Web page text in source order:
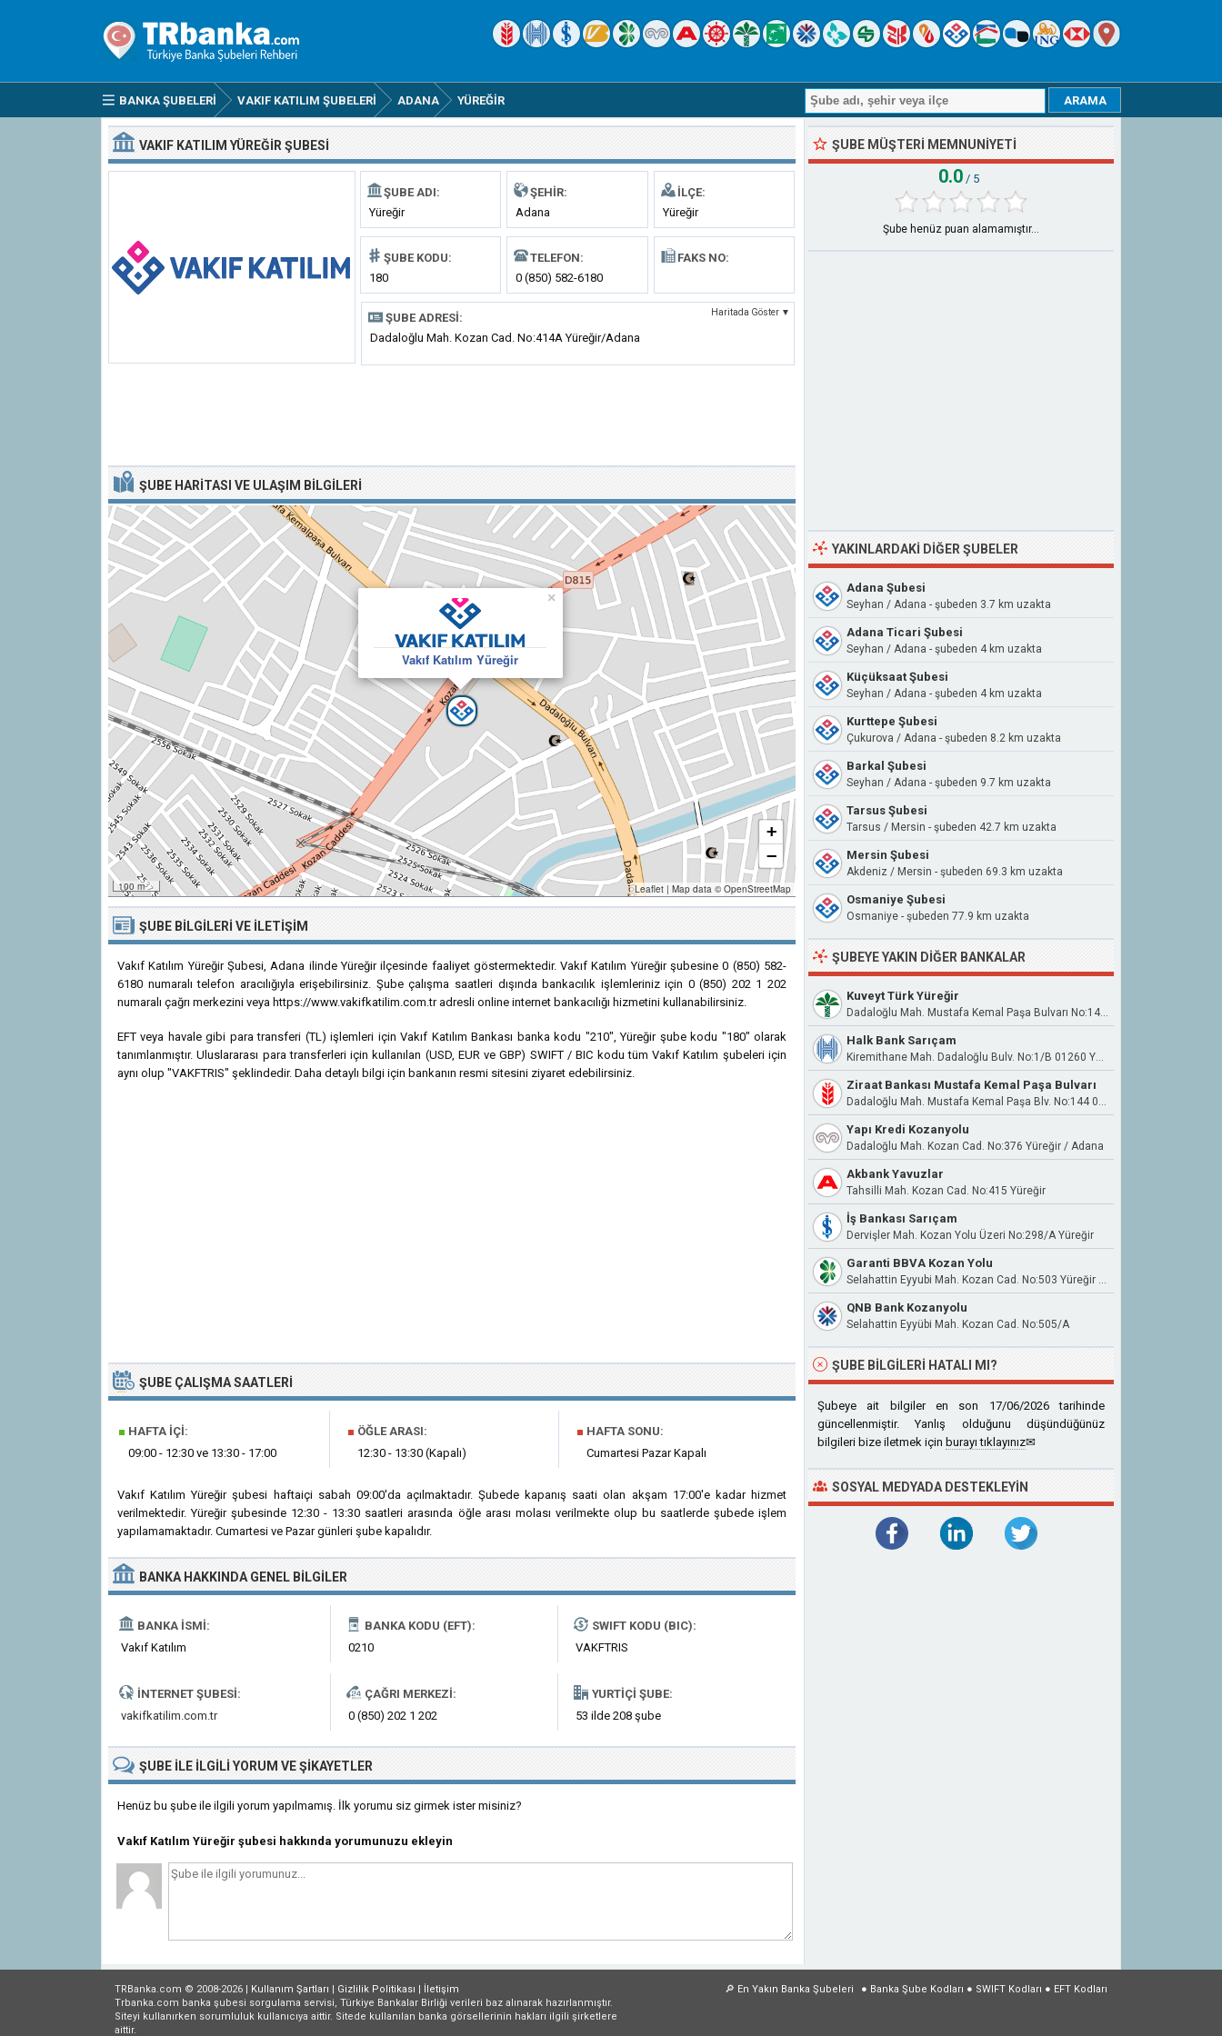
BANKA ŞUBELERI VAKIF KATILIM ŞUBELERI ADANA YÜREĞIR
VAKIF KATILIM YÜREĞIR ŞUBESI
ŞUBE ADI:
Yüreğir
ŞEHIR:
Adana
İLÇE:
Yüreğir
ŞUBE KODU:
180
TELEFON:
0 (850) 582-6180
FAKS NO:
ŞUBE ADRESI: Haritada Göster ▼
Dadaloğlu Mah. Kozan Cad. No:414A Yüreğir/Adana
ŞUBE HARITASI VE ULAŞIM BILGILERI
Vakıf Katılım Yüreğir
×
100 m
+
−
Leaflet | Map data ©OpenStreetMap
ŞUBE BILGILERI VE İLETIŞIM
Vakıf Katılım Yüreğir Şubesi, Adana ilinde Yüreğir ilçesinde faaliyet göstermektedir. Vakıf Katılım Yüreğir şubesine 0 (850) 582-
6180 numaralı telefon aracılığıyla erişebilirsiniz. Şube çalışma saatleri dışında bankacılık işlemleriniz için 0 (850) 202 1 202
numaralı çağrı merkezini veya https://www.vakifkatilim.com.tr adresli online internet bankacılığı hizmetini kullanabilirsiniz.
EFT veya havale gibi para transferi (TL) işlemleri için Vakıf Katılım Bankası banka kodu "210", Yüreğir şube kodu "180" olarak
tanımlanmıştır. Uluslararası para transferleri için kullanılan (USD, EUR ve GBP) SWIFT / BIC kodu tüm Vakıf Katılım şubeleri için
aynı olup "VAKFTRIS" şeklindedir. Daha detaylı bilgi için bankanın resmi sitesini ziyaret edebilirsiniz.
ŞUBE ÇALIŞMA SAATLERI
■ HAFTA İÇI:
09:00 - 12:30 ve 13:30 - 17:00
■ ÖĞLE ARASI:
12:30 - 13:30 (Kapalı)
■ HAFTA SONU:
Cumartesi Pazar Kapalı
Vakıf Katılım Yüreğir şubesi haftaiçi sabah 09:00'da açılmaktadır. Şubede kapanış saati olan akşam 17:00'e kadar hizmet
verilmektedir. Yüreğir şubesinde 12:30 - 13:30 saatleri arasında öğle arası molası verilmekte olup bu saatlerde şubede işlem
yapılamamaktadır. Cumartesi ve Pazar günleri şube kapalıdır.
BANKA HAKKINDA GENEL BILGILER
BANKA İSMI:
Vakıf Katılım
BANKA KODU (EFT):
0210
SWIFT KODU (BIC):
VAKFTRIS
İNTERNET ŞUBESI:
vakifkatilim.com.tr
ÇAĞRI MERKEZI:
0 (850) 202 1 202
YURTIÇI ŞUBE:
53 ilde 208 şube
ŞUBE ILE İLGILIYORUM VE ŞIKAYETLER
Henüz bu şube ile ilgili yorum yapılmamış. İlk yorumu siz girmek ister misiniz?
Vakıf Katılım Yüreğir şubesi hakkında yorumunuzu ekleyin
ŞUBE MÜŞTERI MEMNUNIYETI
0.0 / 5
Şube henüz puan alamamıştır...
YAKINLARDAKI DIĞER ŞUBELER
Adana Şubesi
Seyhan / Adana - şubeden 3.7 km uzakta
Adana Ticari Şubesi
Seyhan / Adana - şubeden 4 km uzakta
Küçüksaat Şubesi
Seyhan / Adana - şubeden 4 km uzakta
Kurttepe Şubesi
Çukurova / Adana - şubeden 8.2 km uzakta
Barkal Şubesi
Seyhan / Adana - şubeden 9.7 km uzakta
Tarsus Şubesi
Tarsus / Mersin - şubeden 42.7 km uzakta
Mersin Şubesi
Akdeniz / Mersin - şubeden 69.3 km uzakta
Osmaniye Şubesi
Osmaniye - şubeden 77.9 km uzakta
ŞUBEYE YAKIN DIĞER BANKALAR
Kuveyt Türk Yüreğir
Dadaloğlu Mah. Mustafa Kemal Paşa Bulvarı No:146/1A Yüreğir/Adana
Halk Bank Sarıçam
Kiremithane Mah. Dadaloğlu Bulv. No:1/B 01260 Yüreğir
Ziraat Bankası Mustafa Kemal Paşa Bulvarı
Dadaloğlu Mah. Mustafa Kemal Paşa Blv. No:144 01240 Yüreğir Adana
Yapı Kredi Kozanyolu
Dadaloğlu Mah. Kozan Cad. No:376 Yüreğir / Adana
Akbank Yavuzlar
Tahsilli Mah. Kozan Cad. No:415 Yüreğir
İş Bankası Sarıçam
Dervişler Mah. Kozan Yolu Üzeri No:298/A Yüreğir
Garanti BBVA Kozan Yolu
Selahattin Eyyubi Mah. Kozan Cad. No:503 Yüreğir / Adana
QNB Bank Kozanyolu
Selahattin Eyyübi Mah. Kozan Cad. No:505/A
ŞUBE BILGILERI HATALI MI?
Şubeye ait bilgiler en son 17/06/2026 tarihinde
güncellenmiştir. Yanlış olduğunu düşündüğünüz
bilgileri bize iletmek için burayı tıklayınız✉
SOSYAL MEDYADA DESTEKLEYIN
● Banka Şube Kodları ● SWIFT Kodları ● EFT Kodları
🔎 En Yakın Banka Şubeleri
TRBanka.com © 2008-2026 | Kullanım Şartları | Gizlilik Politikası | İletişim
Trbanka.com banka şubesi sorgulama servisi, Türkiye Bankalar Birliği verileri baz alınarak hazırlanmıştır.
Siteyi kullanırken sorumluluk kullanıcıya aittir. Sitede kullanılan banka görsellerinin hakları ilgili şirketlere
aittir.